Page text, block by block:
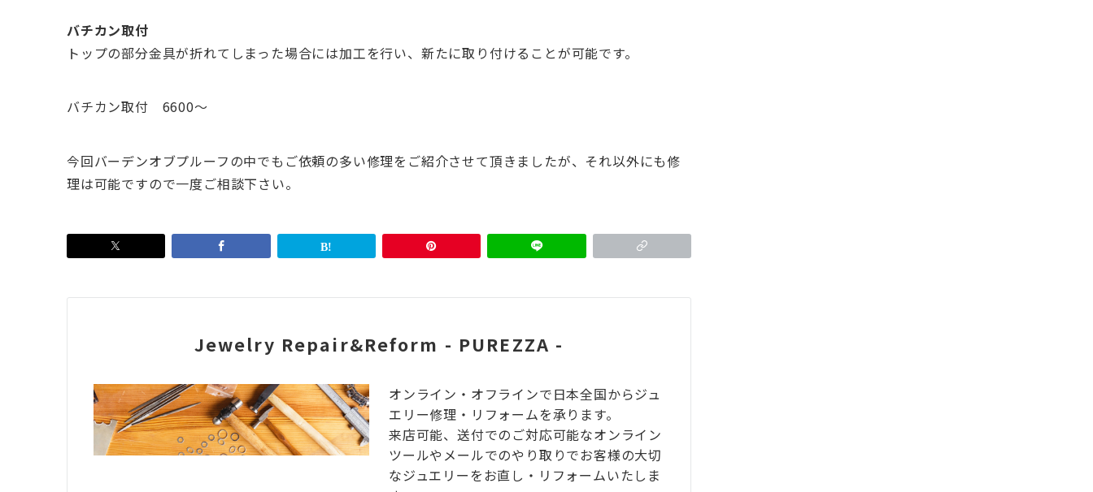
バチカン取付
トップの部分金具が折れてしまった場合には加工を行い、新たに取り付けることが可能です。
バチカン取付 6600～
今回バーデンオブプルーフの中でもご依頼の多い修理をご紹介させて頂きましたが、それ以外にも修
理は可能ですので一度ご相談下さい。
Jewelry Repair&Reform - PUREZZA -
オンライン・オフラインで日本全国からジュ
エリー修理・リフォームを承ります。
来店可能、送付でのご対応可能なオンライン
ツールやメールでのやり取りでお客様の大切
なジュエリーをお直し・リフォームいたしま